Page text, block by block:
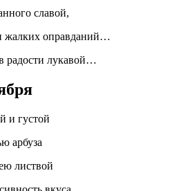
славой,
жалких оправданий…
радости лукавой…
и густой
арбуза
листвой